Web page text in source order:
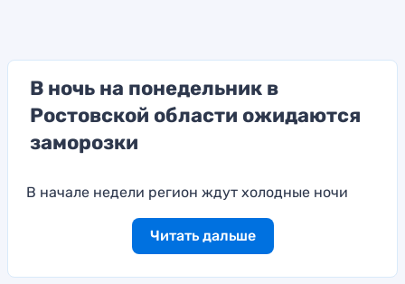
В ночь на понедельник в
Ростовской области ожидаются
заморозки
В начале недели регион ждут холодные ночи
Читать дальше